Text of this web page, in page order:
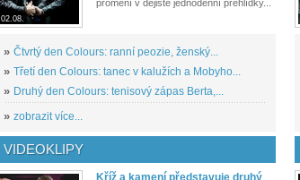
02.08.
promění v dějiště jednodenní přehlídky...
» Čtvrtý den Colours: ranní peozie, ženský...
» Třetí den Colours: tanec v kalužích a Mobyho...
» Druhý den Colours: tenisový zápas Berta,...
» zobrazit více...
VIDEOKLIPY
Kříž a kamení představuje druhý